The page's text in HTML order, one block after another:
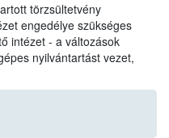
törzsültetvény
engedélye szükséges
intézet - a változások
nyilvántartást vezet,